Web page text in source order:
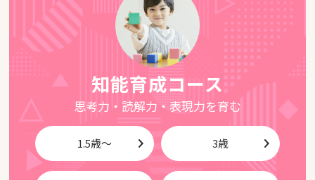
知能育成コース
思考力・読解力・表現力を育む
1.5歳～ 3歳